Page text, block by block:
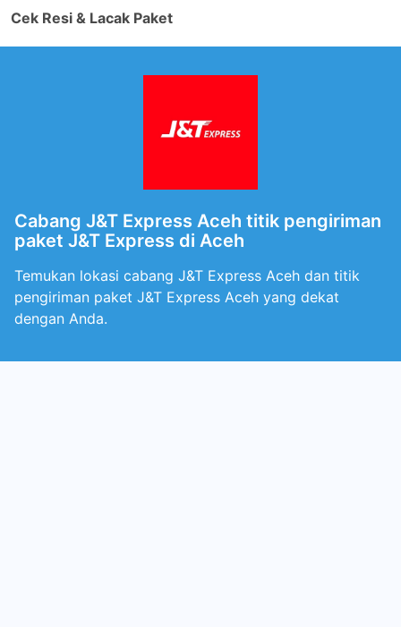
Cek Resi & Lacak Paket
Cabang J&T Express Aceh titik pengiriman
paket J&T Express di Aceh
Temukan lokasi cabang J&T Express Aceh dan titik
pengiriman paket J&T Express Aceh yang dekat
dengan Anda.